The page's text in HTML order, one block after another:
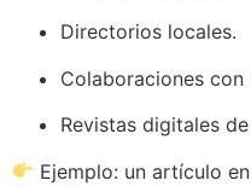
Directorios locales.
Colaboraciones
Revistas digitales
Ejemplo: un artículo